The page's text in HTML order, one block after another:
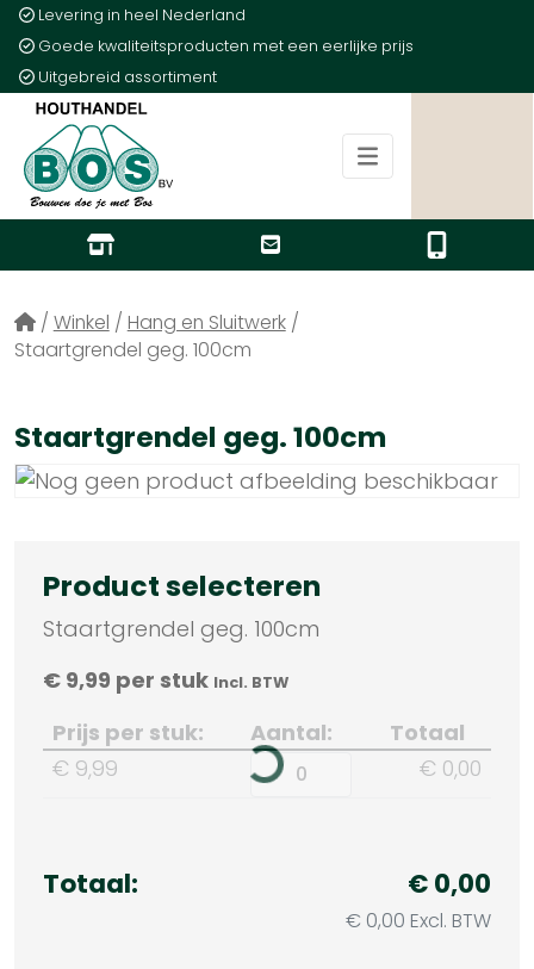
Levering in heel Nederland
Goede kwaliteitsproducten met een eerlijke prijs
Uitgebreid assortiment
/ Winkel / Hang en Sluitwerk /
Staartgrendel geg. 100cm
Staartgrendel geg. 100cm
Product selecteren
Staartgrendel geg. 100cm
€ 9,99 per stuk Incl. BTW
Prijs per stuk: Aantal:
Totaal
€ 9,99
€ 0,00
Totaal: € 0,00
€ 0,00 Excl. BTW